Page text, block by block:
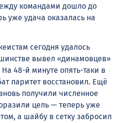
командами дошло до
уже удача оказалась на
сегодня удалось
вывел «динамовцев»
48-й минуте опять-таки в
паритет восстановил. Ещё
получили численное
цель — теперь уже
а шайбу в сетку забросил